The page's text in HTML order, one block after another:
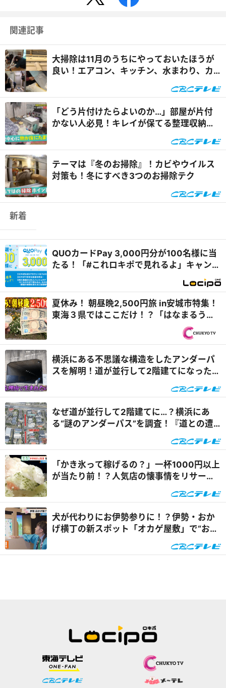
関連記事
大掃除は11月のうちにやっておいたほうが
良い！エアコン、キッチン、水まわり、カ
「どう片付けたらよいのか…」部屋が片付
かない人必見！キレイが保てる整理収納の
テーマは『冬のお掃除』！カビやウイルス
対策も！冬にすべき3つのお掃除テク
新着
QUOカードPay 3,000円分が100名様に当
たる！「#これロキポで見れるよ」キャンペ
夏休み！ 朝昼晩2,500円旅 in安城市特集！
東海３県ではここだけ！？「はなまるうど
横浜にある不思議な構造をしたアンダーパ
スを解明！道が並行して2階建てになったワ
なぜ道が並行して2階建てに…？横浜にあ
る“謎のアンダーパス”を調査！『道との遭
「かき氷って稼げるの？」一杯1000円以上
が当たり前！？人気店の懐事情をリサーチ
犬が代わりにお伊勢参りに！？伊勢・おか
げ横丁の新スポット「オカゲ屋敷」で“おか